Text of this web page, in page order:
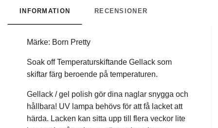
INFORMATION RECENSIONER
Märke: Born Pretty
Soak off Temperaturskiftande Gellack som
skiftar färg beroende på temperaturen.
Gellack / gel polish gör dina naglar snygga och
hållbara! UV lampa behövs för att få lacket att
härda. Lacken kan sitta upp till flera veckor lite